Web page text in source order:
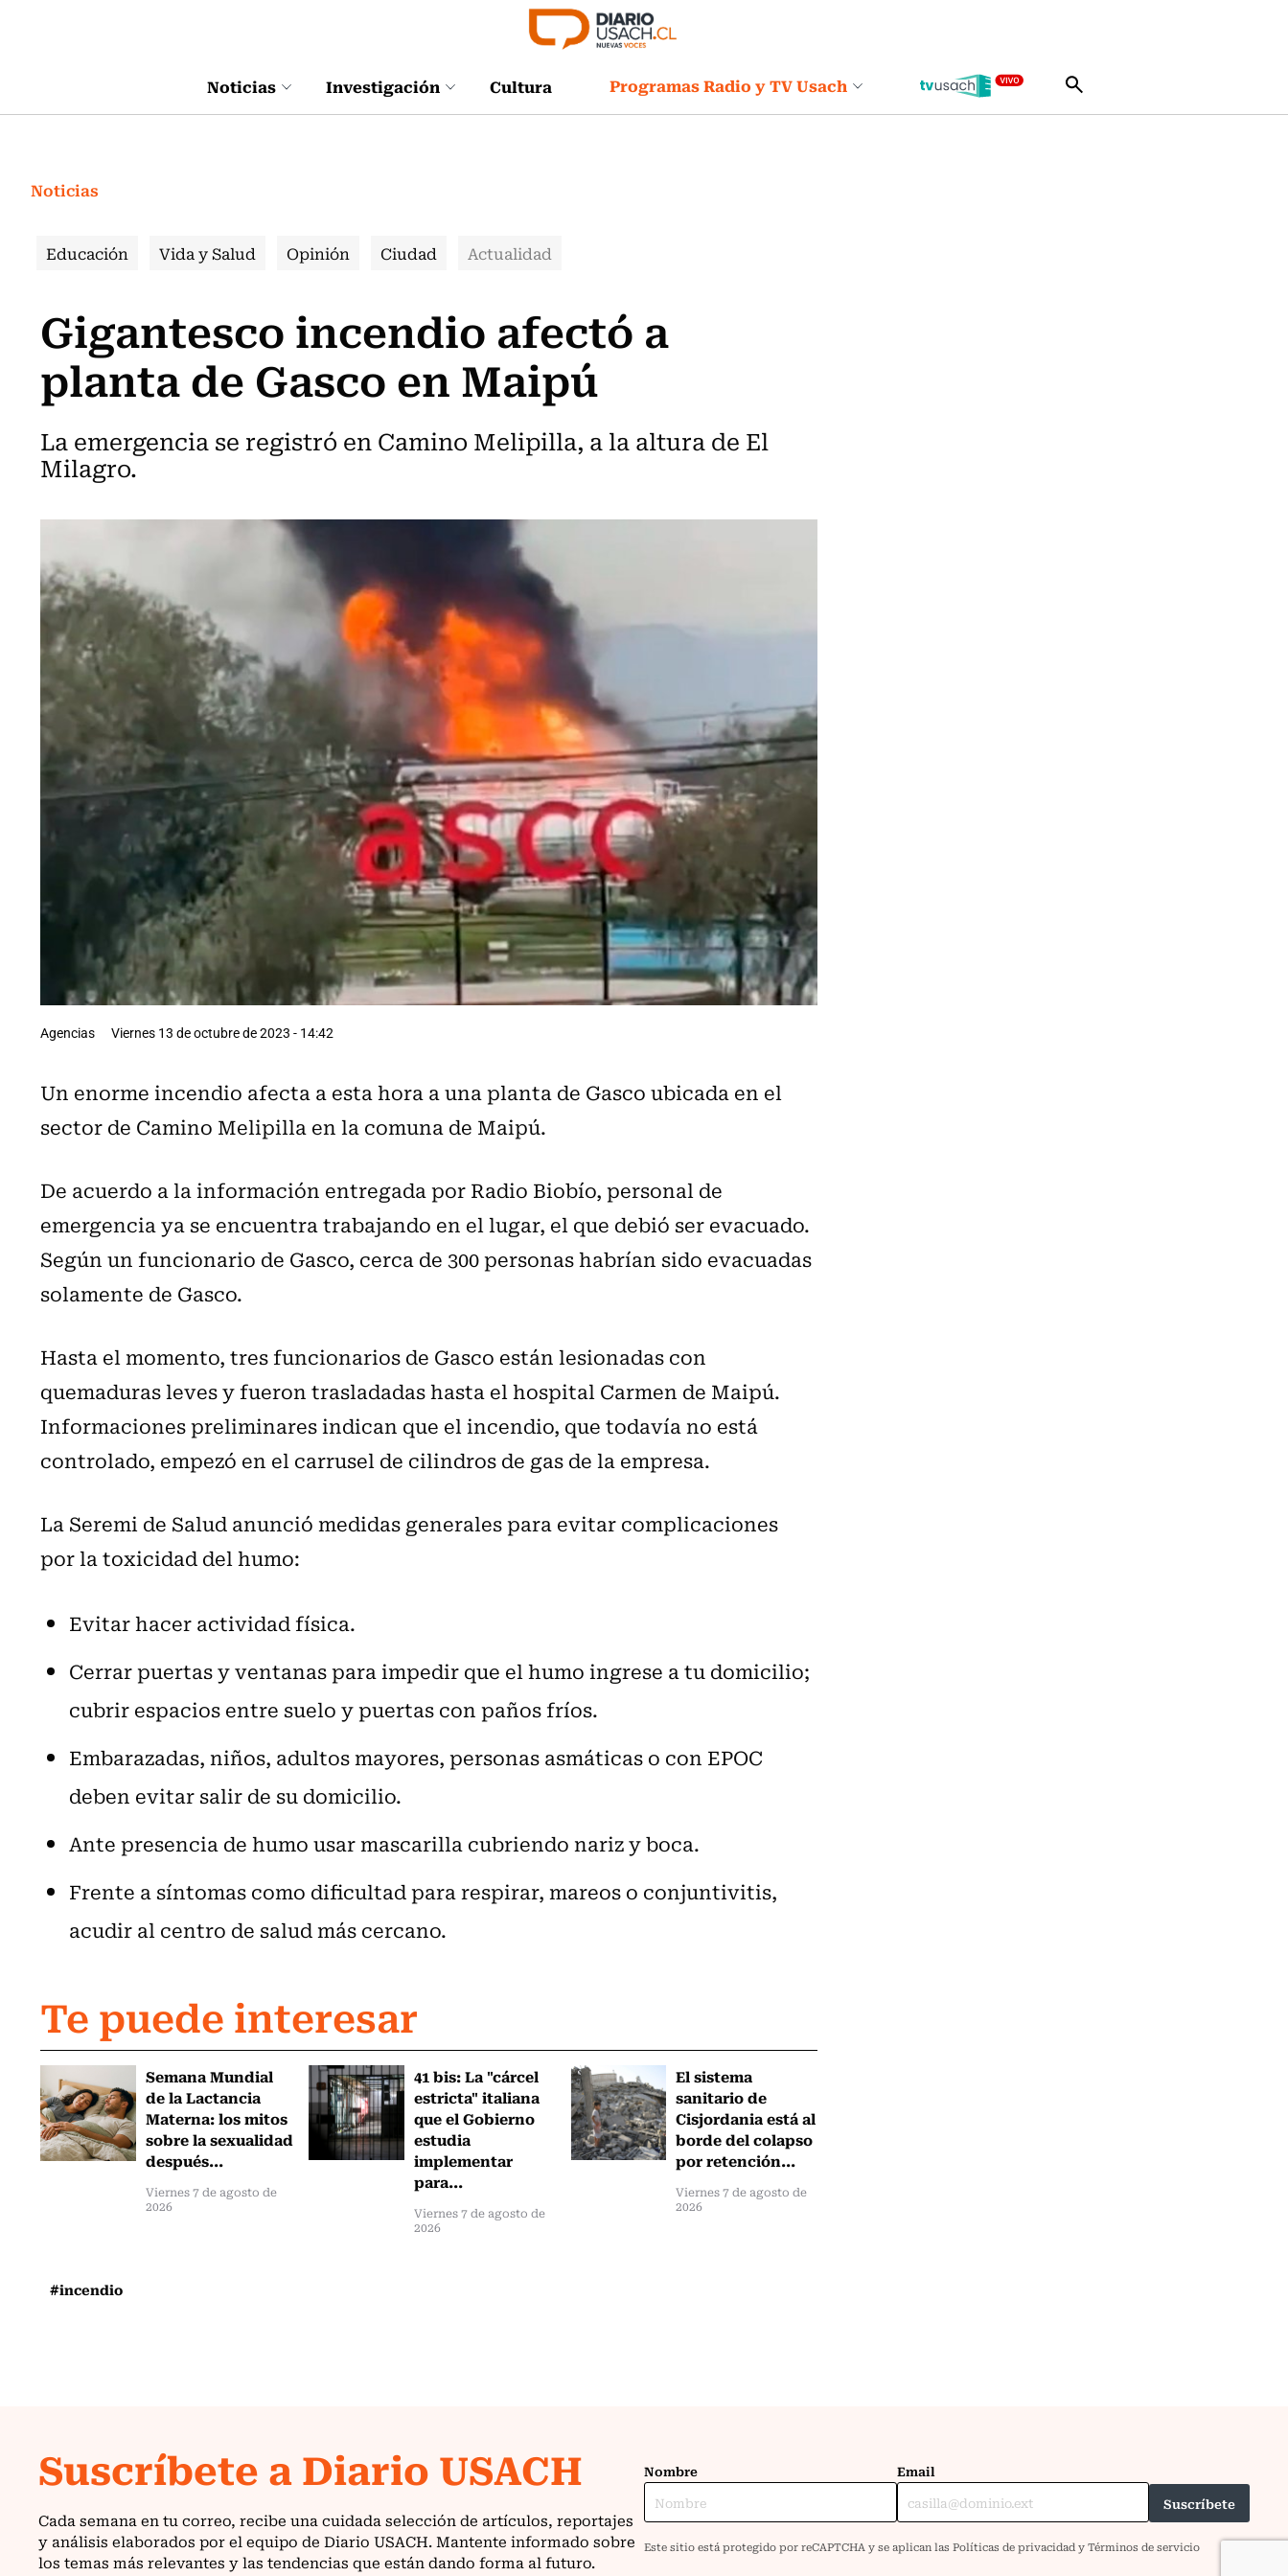
Noticias Investigación Cultura Programas Radio y TV Usach
Noticias
Educación Vida y Salud Opinión Ciudad Actualidad
Gigantesco incendio afectó a
planta de Gasco en Maipú
La emergencia se registró en Camino Melipilla, a la altura de El
Milagro.
Agencias Viernes 13 de octubre de 2023 - 14:42
Un enorme incendio afecta a esta hora a una planta de Gasco ubicada en el
sector de Camino Melipilla en la comuna de Maipú.
De acuerdo a la información entregada por Radio Biobío, personal de
emergencia ya se encuentra trabajando en el lugar, el que debió ser evacuado.
Según un funcionario de Gasco, cerca de 300 personas habrían sido evacuadas
solamente de Gasco.
Hasta el momento, tres funcionarios de Gasco están lesionadas con
quemaduras leves y fueron trasladadas hasta el hospital Carmen de Maipú.
Informaciones preliminares indican que el incendio, que todavía no está
controlado, empezó en el carrusel de cilindros de gas de la empresa.
La Seremi de Salud anunció medidas generales para evitar complicaciones
por la toxicidad del humo:
Evitar hacer actividad física.
Cerrar puertas y ventanas para impedir que el humo ingrese a tu domicilio;
cubrir espacios entre suelo y puertas con paños fríos.
Embarazadas, niños, adultos mayores, personas asmáticas o con EPOC
deben evitar salir de su domicilio.
Ante presencia de humo usar mascarilla cubriendo nariz y boca.
Frente a síntomas como dificultad para respirar, mareos o conjuntivitis,
acudir al centro de salud más cercano.
Te puede interesar
Semana Mundial
de la Lactancia
Materna: los mitos
sobre la sexualidad
después...
Viernes 7 de agosto de
2026
41 bis: La "cárcel
estricta" italiana
que el Gobierno
estudia
implementar
para...
Viernes 7 de agosto de
2026
El sistema
sanitario de
Cisjordania está al
borde del colapso
por retención...
Viernes 7 de agosto de
2026
#incendio